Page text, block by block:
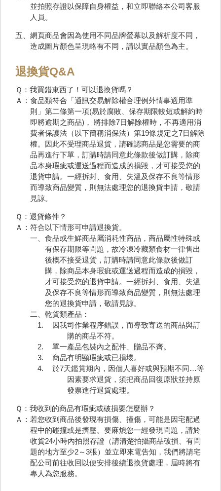
並拍照存證以保障自身權益，和立即聯絡本公司客服
人員。
五、網頁商品會因為使用不同品牌螢幕以及解析度不同，
造成圖片顏色呈現略有不同，請以實品顏色為主。
退換貨Q&A
Ｑ：我買錯東西了！可以退換貨嗎？
Ａ：食品類符合「通訊交易解除權合理例外情事適用準
則」第二條第一項(易於腐敗、保存期限較短或解約時
即將逾期之商品)， 將排除7日解除權時，不再適用消
費者保護法（以下簡稱消保法）第19條規定之7日解除
權。因此不受理商品退貨，請確認商品是您需要的商
品再進行下單，訂購時請同意此條款後做訂購，除商
品本身瑕疵或運送過程而造成的損毀，才可接受您的
退貨申請。一經拆封、食用、失溫及保存不良等情形
而導致商品變質，則無法處理您的退換貨申請，敬請
見諒。
Ｑ：退貨條件？
Ａ：符合以下情形可申請退換貨。
一、食品或生鮮商品屬消耗性商品，商品屬性特殊或
有保存期限等問題，故冷凍冷藏類食材一律售出
後概不接受退貨，訂購時請同意此條款後做訂
購，除商品本身瑕疵或運送過程而造成的損毀，
才可接受您的退貨申請。一經拆封、食用、失溫
及保存不良等情形而導致商品變質，則無法處理
您的退換貨申請，敬請見諒。
二、乾貨類產品：
因我司作業程序錯誤，而導致寄送的商品與訂
購的商品不符。
單一產品包裝內之配件、贈品不齊。
商品有明顯瑕疵或已損壞。
於7天鑑賞期內，因個人喜好或與預期不同…等
因素要求退貨，須把商品回復原狀並持原
發票進行退貨處理。
Ｑ：我收到的商品有瑕疵或破損要怎麼辦？
Ａ：若您收到商品後發現有損傷、撞傷，可能是因宅配過
程中的碰撞或是擠壓。要麻煩您一經發現問題，請於
收貨24小時內拍照存證（請清楚拍攝商品破損、有問
題的地方至少2～3張）並立即來電告知，我們將請宅
配公司前往收回以便安排後續退換貨處理，屆時將有
專人為您服務。